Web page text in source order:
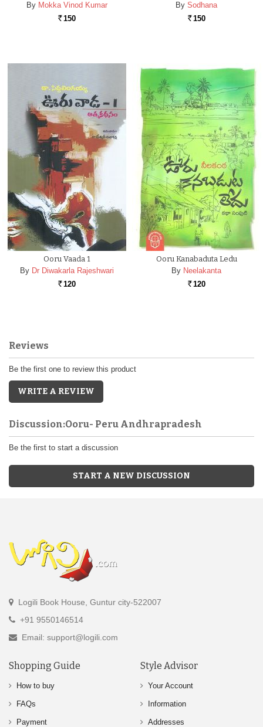
By Mokka Vinod Kumar
Rs. 150
By Sodhana
Rs. 150
Ooru Vaada 1
By Dr Diwakarla Rajeshwari
Rs. 120
Ooru Kanabaduta Ledu
By Neelakanta
Rs. 120
Reviews
Be the first one to review this product
WRITE A REVIEW
Discussion:Ooru- Peru Andhrapradesh
Be the first to start a discussion
START A NEW DISCUSSION
Logili Book House, Guntur city-522007
+91 9550146514
Email: support@logili.com
Shopping Guide
How to buy
FAQs
Payment
Style Advisor
Your Account
Information
Addresses